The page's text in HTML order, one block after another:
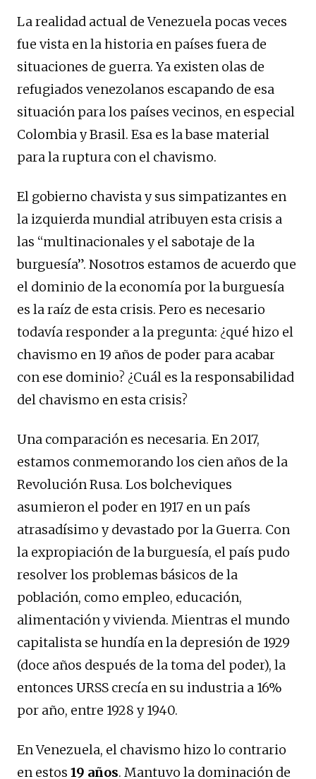
La realidad actual de Venezuela pocas veces
fue vista en la historia en países fuera de
situaciones de guerra. Ya existen olas de
refugiados venezolanos escapando de esa
situación para los países vecinos, en especial
Colombia y Brasil. Esa es la base material
para la ruptura con el chavismo.
El gobierno chavista y sus simpatizantes en
la izquierda mundial atribuyen esta crisis a
las “multinacionales y el sabotaje de la
burguesía”. Nosotros estamos de acuerdo que
el dominio de la economía por la burguesía
es la raíz de esta crisis. Pero es necesario
todavía responder a la pregunta: ¿qué hizo el
chavismo en 19 años de poder para acabar
con ese dominio? ¿Cuál es la responsabilidad
del chavismo en esta crisis?
Una comparación es necesaria. En 2017,
estamos conmemorando los cien años de la
Revolución Rusa. Los bolcheviques
asumieron el poder en 1917 en un país
atrasadísimo y devastado por la Guerra. Con
la expropiación de la burguesía, el país pudo
resolver los problemas básicos de la
población, como empleo, educación,
alimentación y vivienda. Mientras el mundo
capitalista se hundía en la depresión de 1929
(doce años después de la toma del poder), la
entonces URSS crecía en su industria a 16%
por año, entre 1928 y 1940.
En Venezuela, el chavismo hizo lo contrario
en estos 19 años. Mantuvo la dominación de